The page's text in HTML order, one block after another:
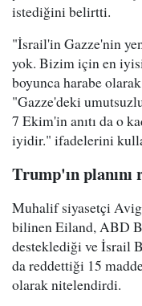
istediğini belirtti.
"İsrail'in Gazze'nin
yok. Bizim için en
boyunca harabe
"Gazze'deki
7 Ekim'in anıtı da o
iyidir." ifadelerini
Trump'ın planını
Muhalif siyasetçi
bilinen Eiland, ABD
desteklediği ve İsrail
da reddettiği 15
olarak nitelendirdi.